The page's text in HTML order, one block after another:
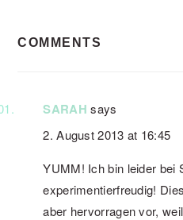
INTERACTIONS
COMMENTS
SARAH says
2. August 2013 at 16:45
YUMM! Ich bin leider bei
experimentierfreudig!
aber hervorragen vor,